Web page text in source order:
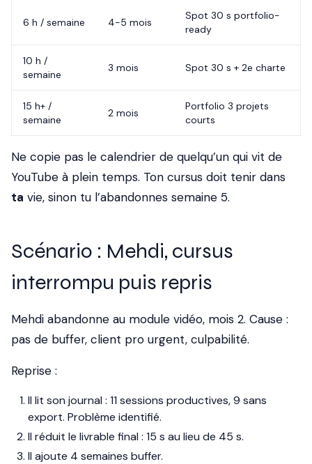
6 h / semaine 4-5 mois
Spot 30 s portfolio-
ready
10 h /
semaine
3 mois Spot 30 s + 2e charte
15 h+ /
semaine
2 mois
Portfolio 3 projets
courts
Ne copie pas le calendrier de quelqu’un qui vit de
YouTube à plein temps. Ton cursus doit tenir dans
ta vie, sinon tu l’abandonnes semaine 5.
Scénario : Mehdi, cursus
interrompu puis repris
Mehdi abandonne au module vidéo, mois 2. Cause :
pas de buffer, client pro urgent, culpabilité.
Reprise :
Il lit son journal : 11 sessions productives, 9 sans
export. Problème identifié.
Il réduit le livrable final : 15 s au lieu de 45 s.
Il ajoute 4 semaines buffer.